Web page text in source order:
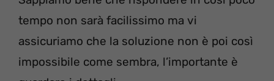
tempo non sarà facilissimo ma vi
assicuriamo che la soluzione non è poi così
impossibile come sembra, l’importante è